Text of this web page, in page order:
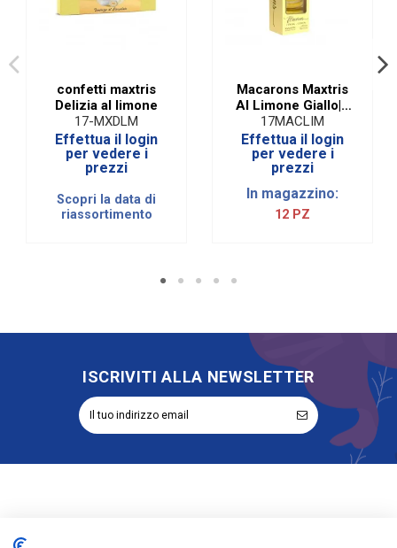
confetti maxtris
Delizia al limone
17-MXDLM
Effettua il login
per vedere i
prezzi
Scopri la data di
riassortimento
Macarons Maxtris
Al Limone Giallo|5
PZ
17MACLIM
Effettua il login
per vedere i
prezzi
In magazzino:
12 PZ
ISCRIVITI ALLA NEWSLETTER
Informazioni